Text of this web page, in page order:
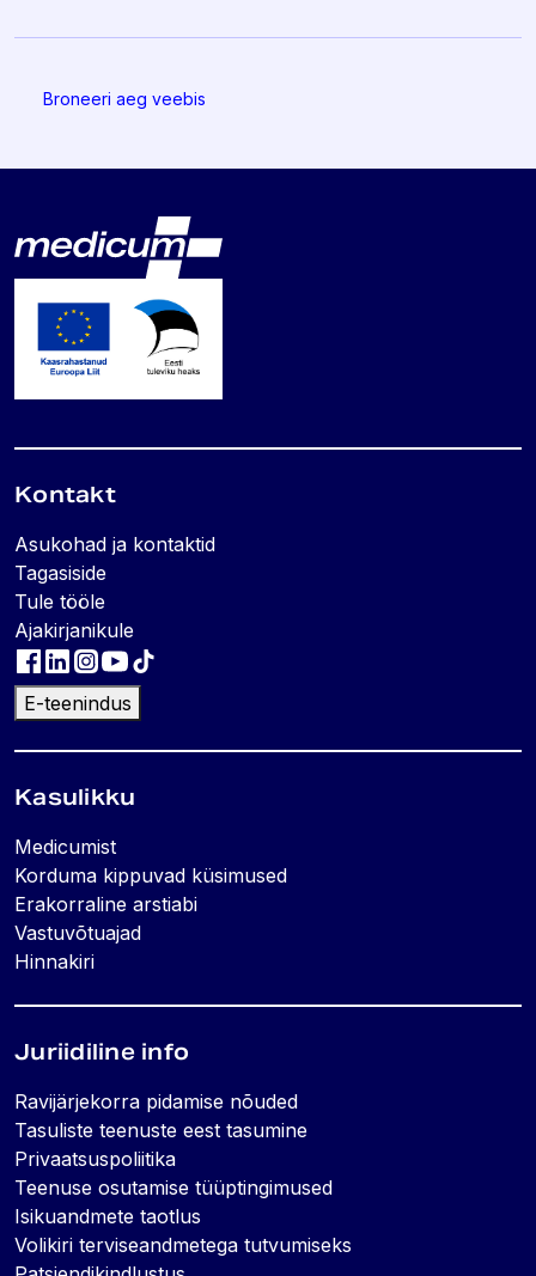
Broneeri aeg veebis
Lehe jalus
Kontakt
Asukohad ja kontaktid
Tagasiside
Tule tööle
Ajakirjanikule
E-teenindus
Kasulikku
Medicumist
Korduma kippuvad küsimused
Erakorraline arstiabi
Vastuvõtuajad
Hinnakiri
Juriidiline info
Ravijärjekorra pidamise nõuded
Tasuliste teenuste eest tasumine
Privaatsuspoliitika
Teenuse osutamise tüüptingimused
Isikuandmete taotlus
Volikiri terviseandmetega tutvumiseks